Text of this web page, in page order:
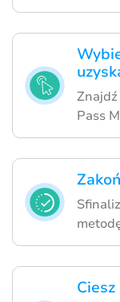
Pass
Ciesz